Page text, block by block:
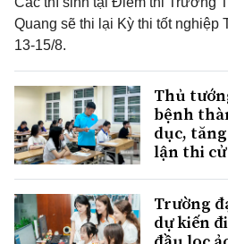
Quang sẽ thi lại Kỳ thi tốt nghiệp
13-15/8.
Thủ
bệnh
dục,
lận thi
Trường
dự kiến